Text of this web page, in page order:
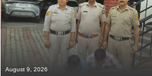
August 9, 2026